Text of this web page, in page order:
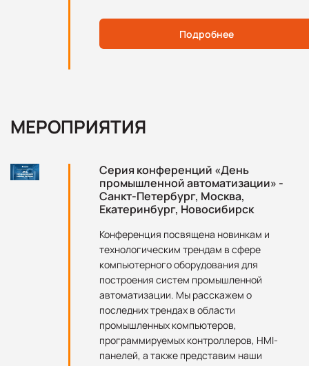
Подробнее
МЕРОПРИЯТИЯ
Серия конференций «День
промышленной автоматизации» -
Санкт-Петербург, Москва,
Екатеринбург, Новосибирск
Конференция посвящена новинкам и
технологическим трендам в сфере
компьютерного оборудования для
построения систем промышленной
автоматизации. Мы расскажем о
последних трендах в области
промышленных компьютеров,
программируемых контроллеров, HMI-
панелей, а также представим наши